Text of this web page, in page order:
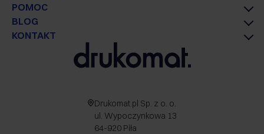
POMOC
BLOG
KONTAKT
Drukomat.pl Sp. z o. o.
ul. Wypoczynkowa 13
64-920 Piła